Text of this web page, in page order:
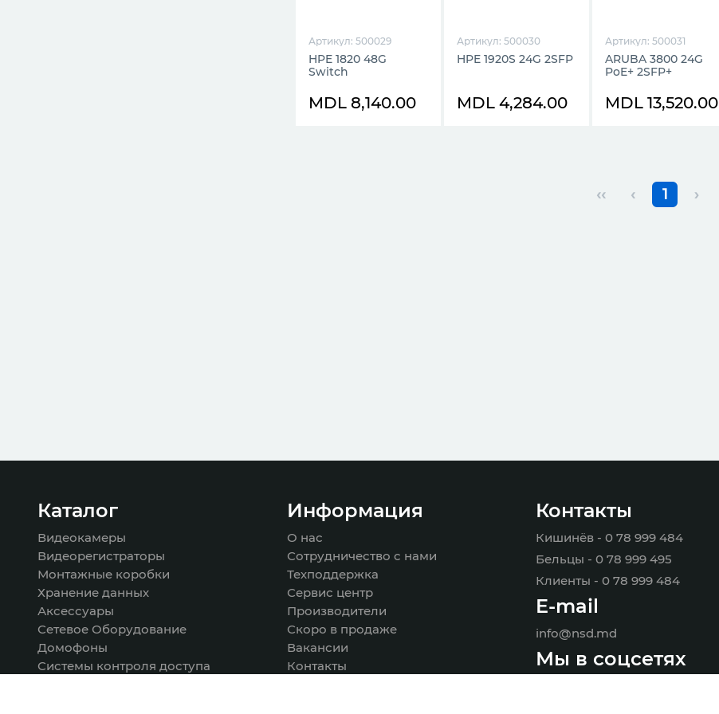
Артикул: 500029
HPE 1820 48G
Switch
MDL 8,140.00
Артикул: 500030
HPE 1920S 24G 2SFP
MDL 4,284.00
Артикул: 500031
ARUBA 3800 24G
PoE+ 2SFP+
MDL 13,520.00
‹‹ ‹ 1 ›
Каталог
Видеокамеры
Видеорегистраторы
Монтажные коробки
Хранение данных
Аксессуары
Сетевое Оборудование
Домофоны
Системы контроля доступа
Информация
О нас
Сотрудничество с нами
Техподдержка
Сервис центр
Производители
Скоро в продаже
Вакансии
Контакты
Контакты
Кишинёв - 0 78 999 484
Бельцы - 0 78 999 495
Клиенты - 0 78 999 484
E-mail
info@nsd.md
Мы в соцсетях